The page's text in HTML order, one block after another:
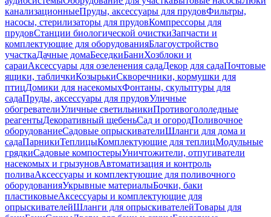
канализационныеПруды, аксессуары для прудовФильтры,
насосы, стерилизаторы для прудовКомпрессоры для
прудовСтанции биологической очисткиЗапчасти и
комплектующие для оборудованияБлагоустройство
участкаДачные домаБеседкиБаниХозблоки и
сараиАксессуары для озеленения садаДекор для садаПочтовые
ящики, табличкиКозырькиСкворечники, кормушки для
птицДомики для насекомыхФонтаны, скульптуры для
садаПруды, аксессуары для прудовУличные
обогревателиУличные светильникиПротивогололедные
реагентыДекоративный щебеньСад и огородПоливочное
оборудованиеСадовые опрыскивателиШланги для дома и
садаПарникиТеплицыКомплектующие для теплицМодульные
грядкиСадовые компостерыУничтожители, отпугиватели
насекомых и грызуновАвтоматизация и контроль
поливаАксессуары и комплектующие для поливочного
оборудованияУкрывные материалыБочки, баки
пластиковыеАксессуары и комплектующие для
опрыскивателейШланги для опрыскивателейТовары для